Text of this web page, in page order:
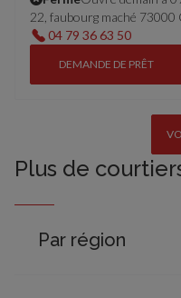
22, faubourg maché 73000
04 79 36 63 50
DEMANDE DE PRÊT
Plus de
Par région